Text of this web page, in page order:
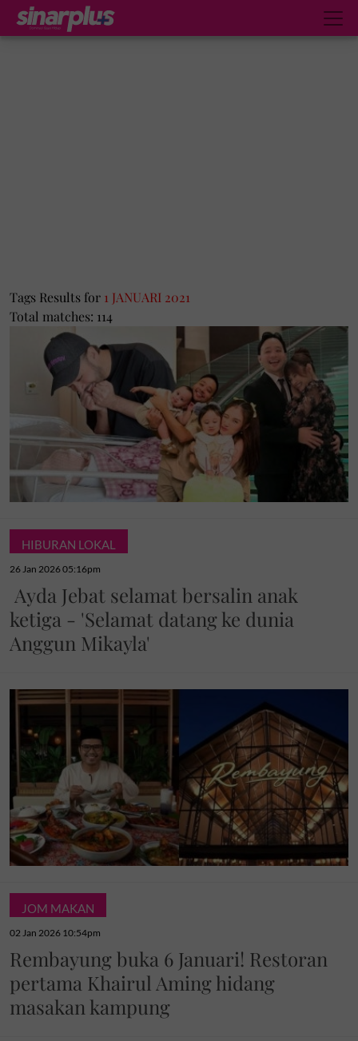
Tags Results for 1 JANUARI 2021
Total matches: 114
HIBURAN LOKAL
26 Jan 2026 05:16pm
Ayda Jebat selamat bersalin anak
ketiga - 'Selamat datang ke dunia
Anggun Mikayla'
JOM MAKAN
02 Jan 2026 10:54pm
Rembayung buka 6 Januari! Restoran
pertama Khairul Aming hidang
masakan kampung